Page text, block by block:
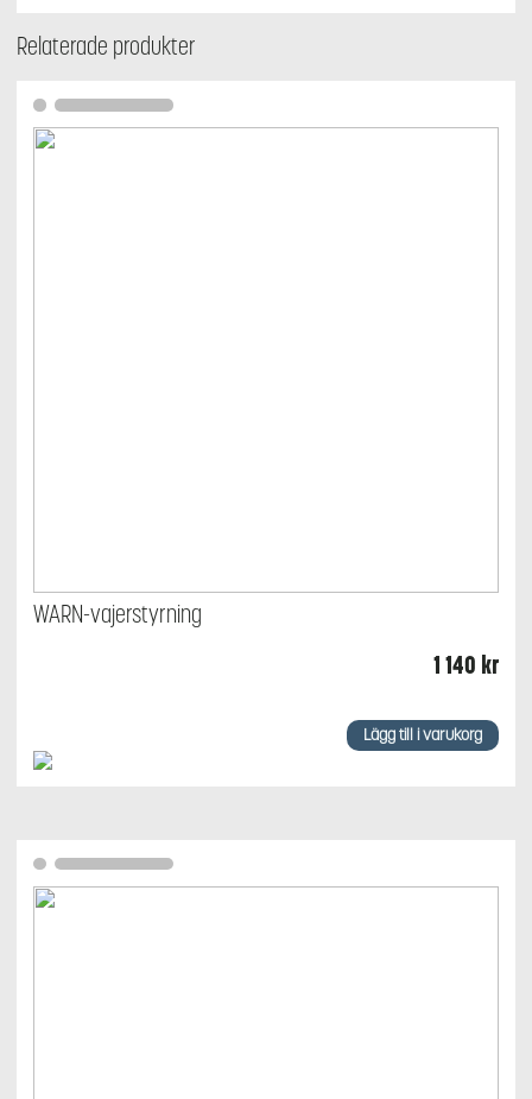
Relaterade produkter
WARN-vajerstyrning
1 140 kr
Lägg till i varukorg